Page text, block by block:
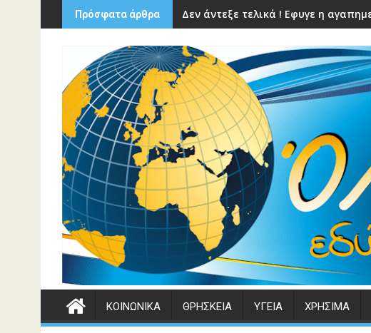
Περάστε
στο
περιεχόμενο
Πρόσφατα άρθρα Δεν άντεξε τελικά ! Εφυγε η
ΚΟΙΝΩΝΙΚΑ ΘΡΗΣΚΕΙΑ ΥΓΕΙΑ ΧΡΗΣΙΜΑ